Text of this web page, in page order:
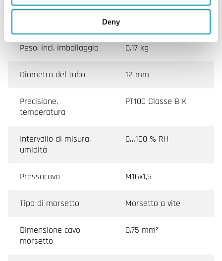
Deny
Dimensioni esterne
75x75x36 mm
Peso, incl. imballaggio 0.17 kg
Diametro del tubo 12 mm
Precisione,
temperatura
PT100 Classe B K
Intervallo di misura,
umidità
0…100 % RH
Pressacavo M16x1,5
Tipo di morsetto Morsetto a vite
Dimensione cavo
morsetto
0.75 mm²